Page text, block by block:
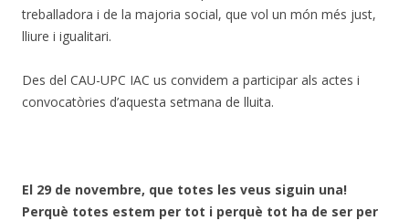
treballadora i de la majoria social, que vol un món més just,
lliure i igualitari.
Des del CAU-UPC IAC us convidem a participar als actes i
convocatòries d’aquesta setmana de lluita.
El 29 de novembre, que totes les veus siguin una!
Perquè totes estem per tot i perquè tot ha de ser per